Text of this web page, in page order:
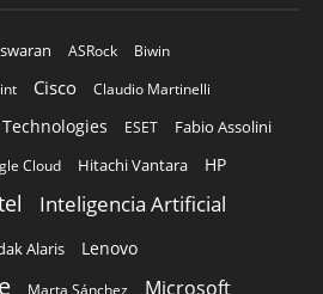
ASRock
Biwin
Cisco
Claudio Martinelli
ESET Fabio Assolini
Cloud Hitachi Vantara HP
Inteligencia Artificial
Alaris Lenovo
Marta Sánchez
Microsoft